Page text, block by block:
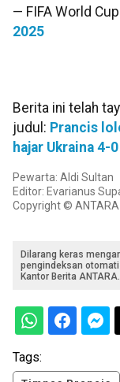
— FIFA World
2025
Berita ini telah
judul: Prancis
hajar Ukraina 4-0
Pewarta: Aldi Sultan
Editor: Evarianus
Copyright © ANTARA
Dilarang keras
pengindeksan
Kantor Berita ANTARA.
Tags: